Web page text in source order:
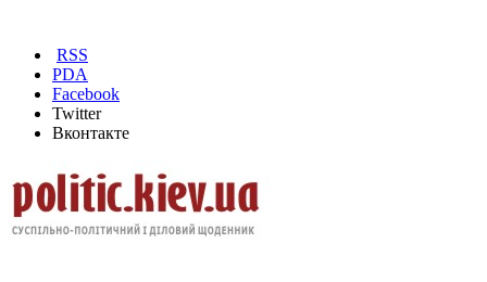
RSS
PDA
Facebook
Twitter
Вконтакте